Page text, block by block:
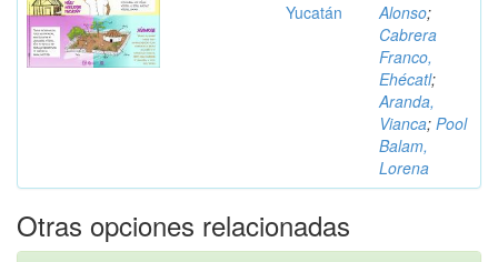
Yucatán
Alonso;
Cabrera
Franco,
Ehécatl;
Aranda,
Vianca; Pool
Balam,
Lorena
Otras opciones relacionadas